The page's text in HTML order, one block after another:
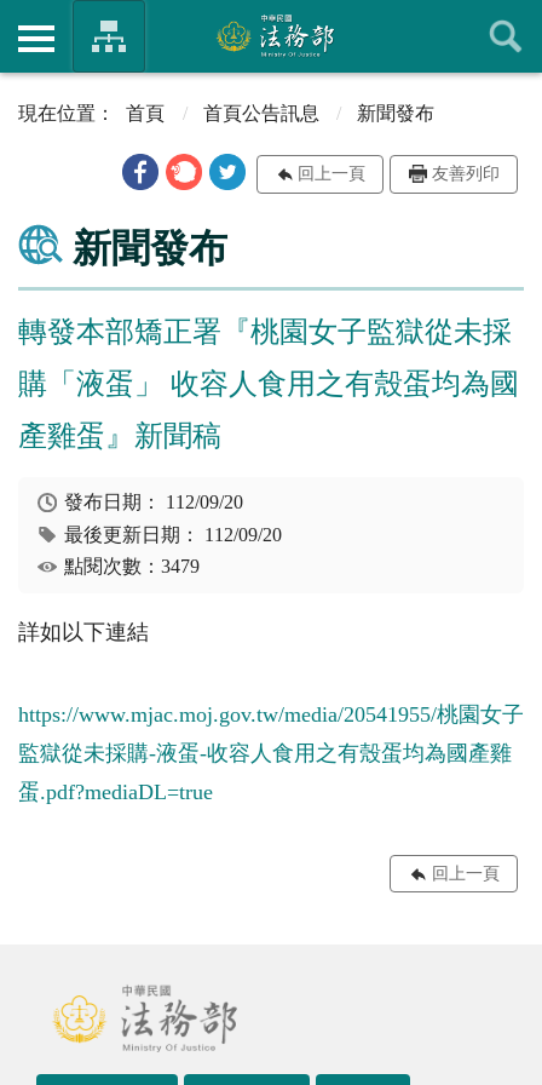
首頁 首頁公告訊息 新聞發布
回上一頁 友善列印
新聞發布
轉發本部矯正署『桃園女子監獄從未採
購「液蛋」 收容人食用之有殼蛋均為國
產雞蛋』新聞稿
發布日期： 112/09/20
最後更新日期： 112/09/20
點閱次數：3479
詳如以下連結
https://www.mjac.moj.gov.tw/media/20541955/桃園女子
監獄從未採購-液蛋-收容人食用之有殼蛋均為國產雞
蛋.pdf?mediaDL=true
回上一頁